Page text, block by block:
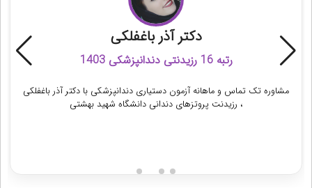
دکتر آذر باغفلکی
رتبه 16 رزیدنتی دندانپزشکی 1403
مشاوره تک تماس و ماهانه آزمون دستیاری دندانپزشکی با دکتر آذر باغفلکی
، رزیدنت پروتزهای دندانی دانشگاه شهید بهشتی